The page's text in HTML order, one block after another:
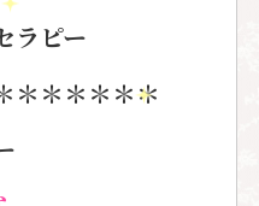
ラピー
＊＊＊＊＊＊